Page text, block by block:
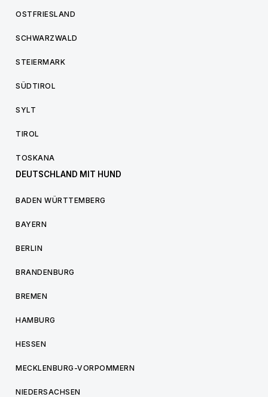
OSTFRIESLAND
SCHWARZWALD
STEIERMARK
SÜDTIROL
SYLT
TIROL
TOSKANA
DEUTSCHLAND MIT HUND
BADEN WÜRTTEMBERG
BAYERN
BERLIN
BRANDENBURG
BREMEN
HAMBURG
HESSEN
MECKLENBURG-VORPOMMERN
NIEDERSACHSEN